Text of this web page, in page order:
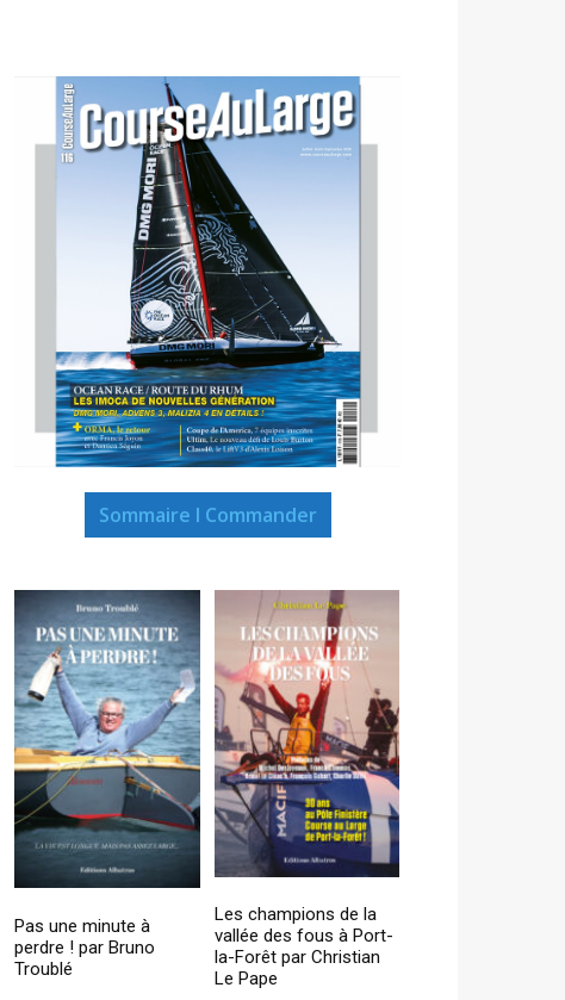
Sommaire I Commander
Pas une minute à
perdre ! par Bruno
Troublé
Les champions de la
vallée des fous à Port-
la-Forêt par Christian
Le Pape